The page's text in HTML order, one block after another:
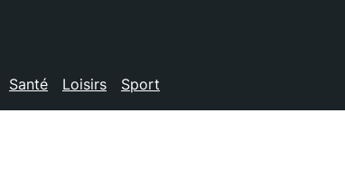
Santé Loisirs Sport